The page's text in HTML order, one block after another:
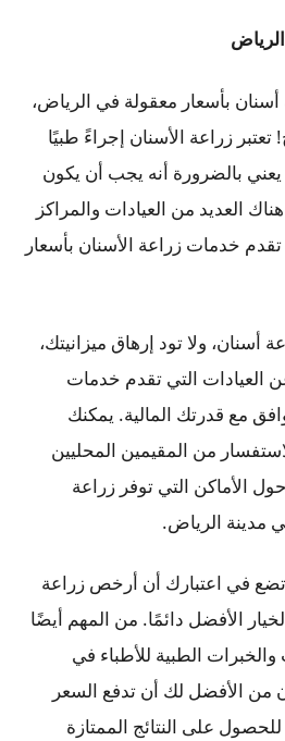
بأسعار معقولة في الرياض،
زراعة الأسنان إجراءً طبيًا
يعني بالضرورة أنه يجب أن يكون
العديد من العيادات والمراكز
خدمات زراعة الأسنان بأسعار
أسنان، ولا تود إرهاق ميزانيتك،
التي تقدم خدمات
مع قدرتك المالية. يمكنك
من المقيمين المحليين
الأماكن التي توفر زراعة
مدينة الرياض.
في اعتبارك أن أرخص زراعة
الأفضل دائمًا. من المهم أيضًا
الطبية للأطباء في
من الأفضل لك أن تدفع السعر
على النتائج الممتازة